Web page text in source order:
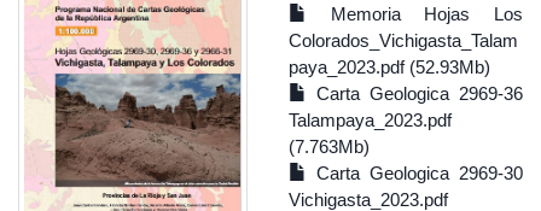
Memoria Hojas Los
Colorados_Vichigasta_Talam
paya_2023.pdf (52.93Mb)
Carta Geologica 2969-36
Talampaya_2023.pdf
(7.763Mb)
Carta Geologica 2969-30
Vichigasta_2023.pdf